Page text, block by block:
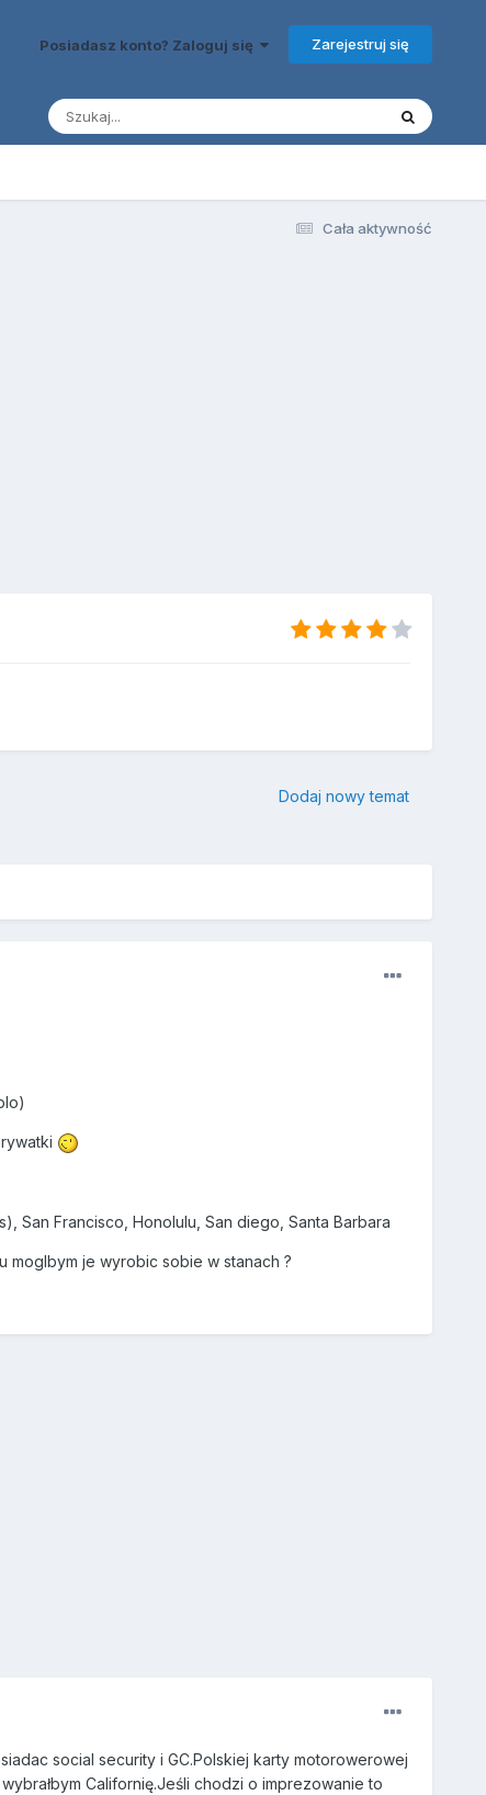
Posiadasz konto? Zaloguj się Zarejestruj się
Cała aktywność
Dodaj nowy temat
San Francisco, Honolulu, San diego, Santa Barbara
je wyrobic sobie w stanach ?
social security i GC.Polskiej karty motorowerowej
Californię.Jeśli chodzi o imprezowanie to